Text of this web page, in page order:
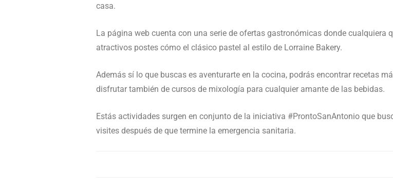
casa.
La página web cuenta con una serie de ofertas gastronómicas donde cualquiera
atractivos postes cómo el clásico pastel al estilo de Lorraine Bakery.
Además sí lo que buscas es aventurarte en la cocina, podrás encontrar recetas
disfrutar también de cursos de mixología para cualquier amante de las bebidas.
Estás actividades surgen en conjunto de la iniciativa #ProntoSanAntonio que
visites después de que termine la emergencia sanitaria.